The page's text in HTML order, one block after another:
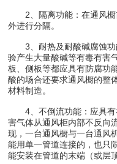
2、隔离功能：在通风橱
外进行分隔。
3、耐热及耐酸碱腐蚀功
验产生大量酸碱等有毒有害
板、侧板等都应具有防腐功
酸的场合还要求通风橱的整
材料制造。
4、不倒流功能：应具有
害气体从通风柜内部不反向
现，一台通风橱与一台通风
能用单一管道连接的，也只
能安装在管道的末端（或层